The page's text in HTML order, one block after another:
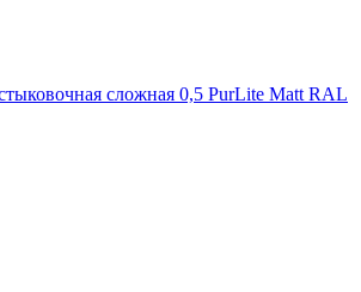
сложная 0,5 PurLite Matt RAL